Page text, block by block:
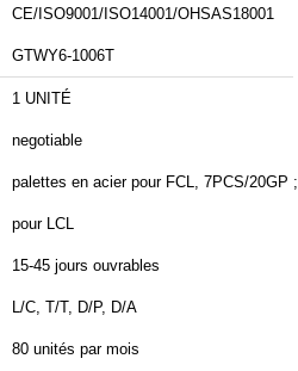
CE/ISO9001/ISO14001/OHSAS18001
GTWY6-1006T
1 UNITÉ
negotiable
palettes en acier pour FCL, 7PCS/20GP ; caisse de contreplaqué
pour LCL
15-45 jours ouvrables
L/C, T/T, D/P, D/A
80 unités par mois